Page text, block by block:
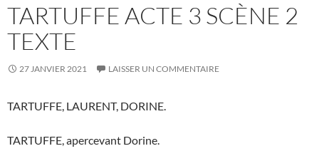
TARTUFFE ACTE 3 SCÈNE 2
TEXTE
27 JANVIER 2021 LAISSER UN COMMENTAIRE
TARTUFFE, LAURENT, DORINE.
TARTUFFE, apercevant Dorine.